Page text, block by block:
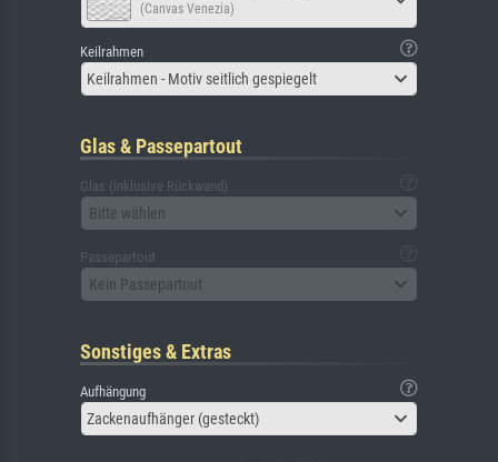
(Canvas Venezia)
Keilrahmen
Keilrahmen - Motiv seitlich gespiegelt
Glas & Passepartout
Glas (inklusive Rückwand)
Bitte wählen
Passepartout
Kein Passepartout
Sonstiges & Extras
Aufhängung
Zackenaufhänger (gesteckt)